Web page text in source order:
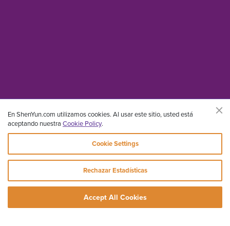
En ShenYun.com utilizamos cookies. Al usar este sitio, usted está
aceptando nuestra Cookie Policy.
Cookie Settings
Rechazar Estadísticas
Accept All Cookies